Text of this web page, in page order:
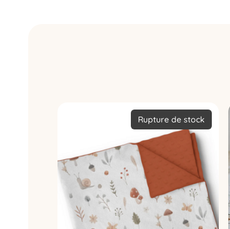
Rupture de stock